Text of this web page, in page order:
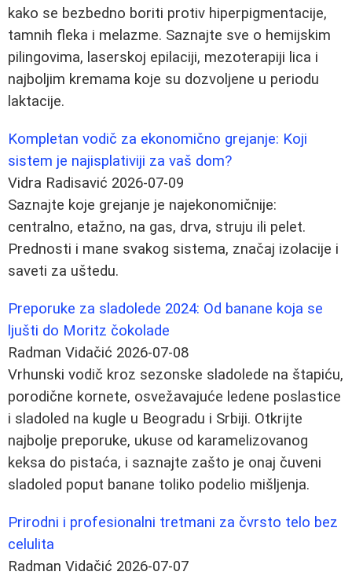
kako se bezbedno boriti protiv hiperpigmentacije,
tamnih fleka i melazme. Saznajte sve o hemijskim
pilingovima, laserskoj epilaciji, mezoterapiji lica i
najboljim kremama koje su dozvoljene u periodu
laktacije.
Kompletan vodič za ekonomično grejanje: Koji
sistem je najisplativiji za vaš dom?
Vidra Radisavić 2026-07-09
Saznajte koje grejanje je najekonomičnije:
centralno, etažno, na gas, drva, struju ili pelet.
Prednosti i mane svakog sistema, značaj izolacije i
saveti za uštedu.
Preporuke za sladolede 2024: Od banane koja se
ljušti do Moritz čokolade
Radman Vidačić 2026-07-08
Vrhunski vodič kroz sezonske sladolede na štapiću,
porodične kornete, osvežavajuće ledene poslastice
i sladoled na kugle u Beogradu i Srbiji. Otkrijte
najbolje preporuke, ukuse od karamelizovanog
keksa do pistaća, i saznajte zašto je onaj čuveni
sladoled poput banane toliko podelio mišljenja.
Prirodni i profesionalni tretmani za čvrsto telo bez
celulita
Radman Vidačić 2026-07-07